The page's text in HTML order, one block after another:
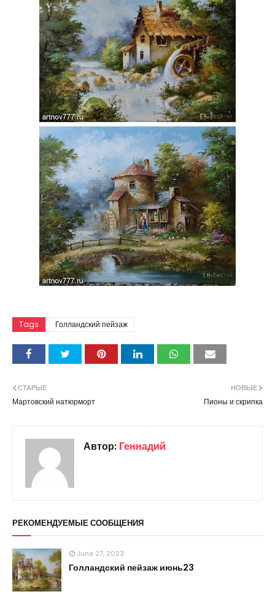
Tags Голландский пейзаж
НОВЫЕ
Пионы и скрипка
СТАРЫЕ
Мартовский натюрморт
Автор: Геннадий
РЕКОМЕНДУЕМЫЕ СООБЩЕНИЯ
June 27, 2023
Голландский пейзаж июнь23